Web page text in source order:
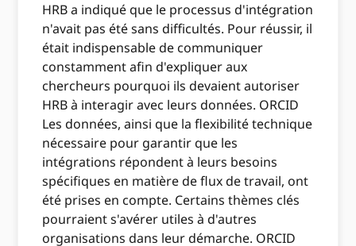
HRB a indiqué que le processus d'intégration
n'avait pas été sans difficultés. Pour réussir, il
était indispensable de communiquer
constamment afin d'expliquer aux
chercheurs pourquoi ils devaient autoriser
HRB à interagir avec leurs données. ORCID
Les données, ainsi que la flexibilité technique
nécessaire pour garantir que les
intégrations répondent à leurs besoins
spécifiques en matière de flux de travail, ont
été prises en compte. Certains thèmes clés
pourraient s'avérer utiles à d'autres
organisations dans leur démarche. ORCID